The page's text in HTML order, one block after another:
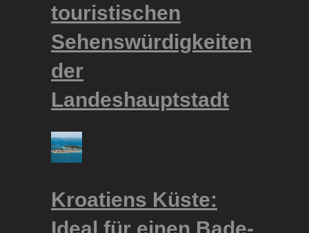
touristischen
Sehenswürdigkeiten
der
Landeshauptstadt
Kroatiens Küste:
Ideal für einen Bade-